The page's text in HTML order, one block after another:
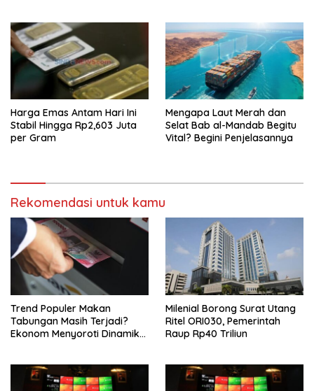
Harga Emas Antam Hari Ini
Stabil Hingga Rp2,603 Juta
per Gram
Mengapa Laut Merah dan
Selat Bab al-Mandab Begitu
Vital? Begini Penjelasannya
Rekomendasi untuk kamu
Trend Populer Makan
Tabungan Masih Terjadi?
Ekonom Menyoroti Dinamika
Milenial Borong Surat Utang
Ritel ORI030, Pemerintah
Raup Rp40 Triliun